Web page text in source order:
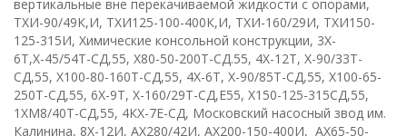
вертикальные вне перекачиваемой жидкости с опорами,
ТХИ-90/49К,И, ТХИ125-100-400К,И, ТХИ-160/29И, ТХИ150-
125-315И, Химические консольной конструкции, 3X-
6T,Х-45/54Т-СД,55, Х80-50-200Т-СД.55, 4X-12T, Х-90/33Т-
СД,55, Х100-80-160Т-СД,55, 4X-6T, Х-90/85Т-СД,55, Х100-65-
250Т-СД,55, 6Х-9Т, Х-160/29Т-СД,Е55, Х150-125-315СД,55,
1ХМ8/40Т-СД,55, 4КХ-7Е-СД, Московский насосный звод им.
Калинина, 8Х-12И, АХ280/42И, АХ200-150-400И, AX65-50-